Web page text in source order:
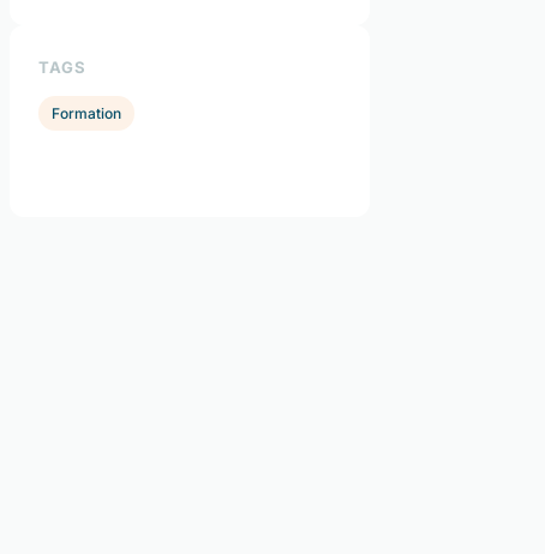
TAGS
Formation